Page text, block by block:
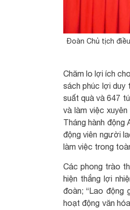
Đoàn Chủ tịch
Chăm lo lợi ích
sách phúc lợi duy
suất quà và 647
và làm việc
Tháng hành
động viên người
làm việc trong
Các phong trào
hiện thắng lợi
đoàn; “Lao động
hoạt động văn